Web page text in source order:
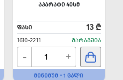
ᲐᲞᲐᲠᲐᲢᲘ 40ᲡᲛ
ᲤᲐᲡᲘ 13 ₾
1610-2211 ᲛᲐᲠᲐᲒᲨᲘᲐ
- +
ᲛᲘᲜᲘᲛᲣᲛ - 1 ᲪᲐᲚᲘ